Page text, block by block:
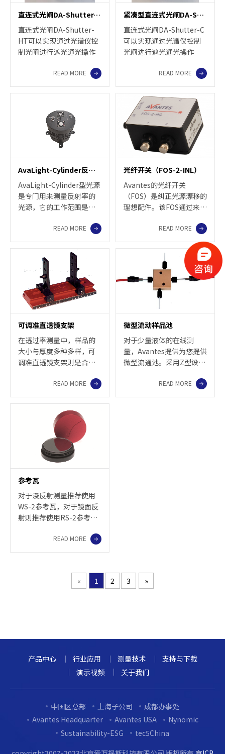
直连式光闸DA-Shutter-HT
直连式光闸DA-Shutter-
HT可以实现通过光谱仪控
制光闸进行遮光通光操作
READ MORE
紧凑型直连式光闸DA-Shutter-C
直连式光闸DA-Shutter-C
可以实现通过光谱仪控制
光闸进行遮光通光操作
READ MORE
AvaLight-Cylinder反射率测量光源
AvaLight-Cylinder型光源
是专门用来测量反射率的
光源，它的工作范围是可
紧凑，输出稳定的风冷型
卤素灯光源。
READ MORE
光纤开关（FOS-2-INL）
Avantes的光纤开关
（FOS）是纠正光源漂移的
理想配件。该FOS通过来自
光谱仪之一的TTL信号进
行电子操作。
READ MORE
可调准直透镜支架
在透过率测量中，样品的
大小与厚度多种多样，可
调准直透镜支架则是合适
支架可以根据样品进行调
整，可以测厚达160mm的
样品。氧化铝底座还带有
可调节的固定支架。每个
支架有4个规格为3/8”-24
的螺孔用于固定COL-
UV/VIS准直透镜。支架调
节非常容易，旋开螺丝滑
个COL-UV/VIS准直透镜。
READ MORE
微型流动样品池
对于少量液体的在线测
量，Avantes提供为您提供
微型流通池。采用Z型设
1.5mm，内径0.5mm的
PTFE管连接。用于在线吸
READ MORE
参考瓦
对于漫反射测量推荐使用
WS-2参考瓦，对于镜面反
射则推荐使用RS-2参考
漫反射材料PTFE制成，这
个材料被认为是漫反射测
WS-2大多被用于色度学应
用，这类应用要求在反射
READ MORE
« 1 2 3 »
产品中心 行业应用 测量技术
支持与下载
演示视频
关于我们
中国区总部 上海子公司
成都办事处
Avantes Headquarter
Avantes USA
Nynomic
Sustainability-ESG
tec5China